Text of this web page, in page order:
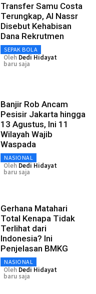
Transfer Samu Costa
Terungkap, Al Nassr
Disebut Kehabisan
Dana Rekrutmen
SEPAK BOLA
Oleh Dedi Hidayat
baru saja
Banjir Rob Ancam
Pesisir Jakarta hingga
13 Agustus, Ini 11
Wilayah Wajib
Waspada
NASIONAL
Oleh Dedi Hidayat
baru saja
Gerhana Matahari
Total Kenapa Tidak
Terlihat dari
Indonesia? Ini
Penjelasan BMKG
NASIONAL
Oleh Dedi Hidayat
baru saja